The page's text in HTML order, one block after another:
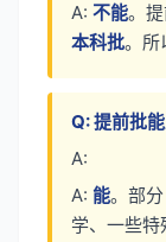
A: 不能。提
本科批。所
Q: 提前批
A:
A: 能。部
学、一些